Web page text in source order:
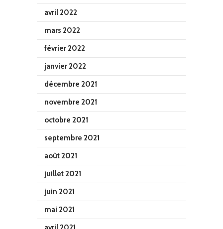
avril 2022
mars 2022
février 2022
janvier 2022
décembre 2021
novembre 2021
octobre 2021
septembre 2021
août 2021
juillet 2021
juin 2021
mai 2021